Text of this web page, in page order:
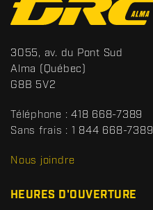
o
n
t
a
c
t
S
p
o
t
s
R
3055, av. du Pont Sud
Alma (Québec)
G8B 5V2
Téléphone : 418 668-7389
Sans frais : 1 844 668-7389
Nous joindre
HEURES D'OUVERTURE